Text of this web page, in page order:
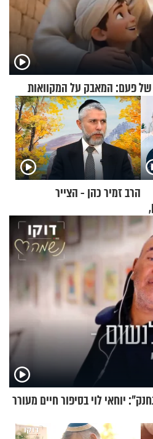
פעם: המאבק על המקוואות
הרב זמיר כהן - הצייר
יוחאי לוי בסיפור חיים מעורר